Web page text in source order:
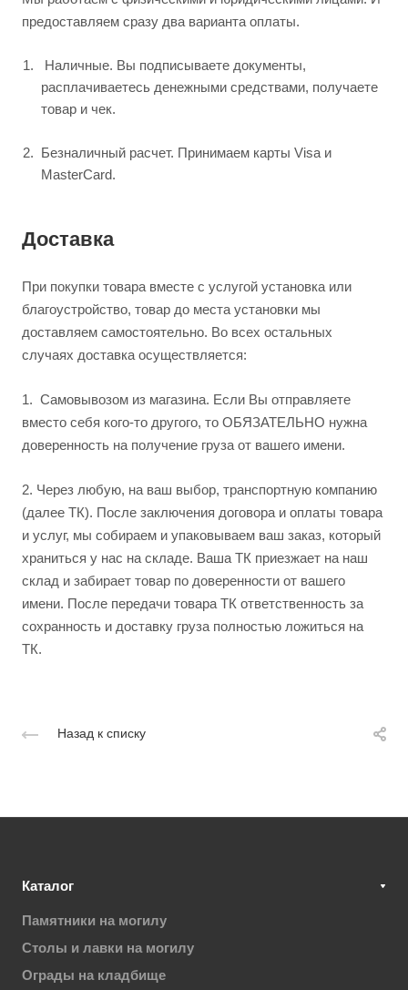
предоставляем сразу два варианта оплаты.
Наличные. Вы подписываете документы,
расплачиваетесь денежными средствами, получаете
товар и чек.
Безналичный расчет. Принимаем карты Visa и
MasterCard.
Доставка
При покупки товара вместе с услугой установка или
благоустройство, товар до места установки мы
доставляем самостоятельно. Во всех остальных
случаях доставка осуществляется:
1. Самовывозом из магазина. Если Вы отправляете
вместо себя кого-то другого, то ОБЯЗАТЕЛЬНО нужна
доверенность на получение груза от вашего имени.
2. Через любую, на ваш выбор, транспортную компанию
(далее ТК). После заключения договора и оплаты товара
и услуг, мы собираем и упаковываем ваш заказ, который
храниться у нас на складе. Ваша ТК приезжает на наш
склад и забирает товар по доверенности от вашего
имени. После передачи товара ТК ответственность за
сохранность и доставку груза полностью ложиться на
ТК.
Назад к списку
Каталог
Памятники на могилу
Столы и лавки на могилу
Ограды на кладбище